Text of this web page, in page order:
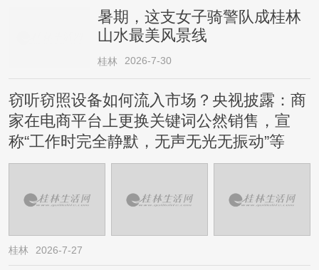
暑期，这支女子骑警队成桂林
山水最美风景线
桂林 2026-7-30
窃听窃照设备如何流入市场？央视披露：商
家在电商平台上更换关键词公然销售，宣
称“工作时完全静默，无声无光无振动”等
桂林 2026-7-27